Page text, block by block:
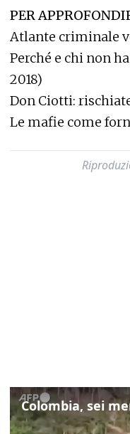
PER
Atlante criminale
Perché e chi non
2018)
Don Ciotti:
Le mafie come